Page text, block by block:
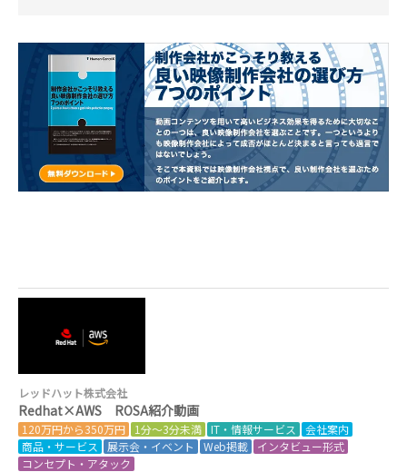
レッドハット株式会社
Redhat×AWS ROSA紹介動画
120万円から350万円 1分～3分未満 IT・情報サービス
会社案内
商品・サービス
展示会・イベント Web掲載
インタビュー形式
コンセプト・アタック